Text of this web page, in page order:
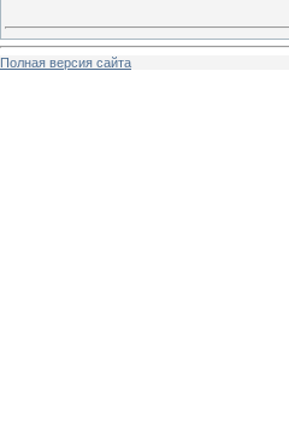
Полная версия сайта